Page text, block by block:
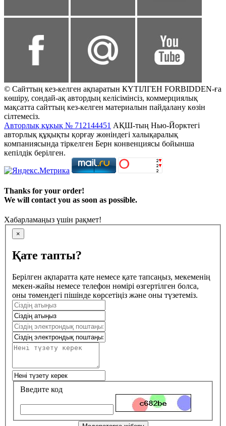
© Сайттың кез-келген ақпаратын КҮТІЛГЕН FORBIDDEN-ға
көшіру, сондай-ақ автордың келісімінсіз, коммерциялық
мақсатта сайттың кез-келген материалын пайдалану көзін
сілтемесіз.
Авторлық құқық № 712144451 АҚШ-тың Нью-Йорктегі
авторлық құқықты қорғау жөніндегі халықаралық
компаниясында тіркелген Берн конвенциясы бойынша
кепілдік берілген.
Thanks for your order!
We will contact you as soon as possible.
Хабарламаңыз үшін рақмет!
×
Қате тапты?
Берілген ақпаратта қате немесе қате тапсаңыз, мекеменің
мекен-жайы немесе телефон нөмірі өзгертілген болса,
оны төмендегі пішінде көрсетіңіз және оны түзетеміз.
Введите код